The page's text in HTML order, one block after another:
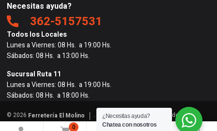
0 0
Necesitas ayuda?
362-5157531
Todos los Locales
Lunes a Viernes: 08 Hs. a 19:00 Hs.
Sábados: 08 Hs. a 13:00 Hs.
Sucursal Ruta 11
Lunes a Viernes: 08 Hs. a 19:00 Hs.
Sábados: 08 Hs. a 18:00 Hs.
© 2026 Ferretería El Molino
. Todos los derechos reservados. |
Powered by
BigRedes
¿Necesitas ayuda?
Chatea con nosotros